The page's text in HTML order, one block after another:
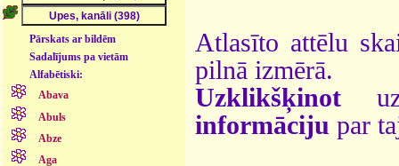
Pārskats ar bildēm
Sadalījums pa vietām
Alfabētiski:
Abava
Abuls
Abze
Aga
Atlasīto attēlu
pilnā izmērā.
Uzklikšķinot
informāciju par